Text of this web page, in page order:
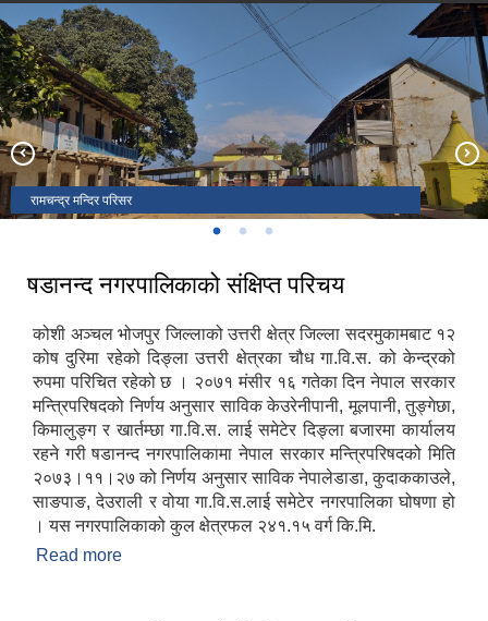
रामचन्द्र मन्दिर परिसर
षडानन्द नगर कार्यपालिकाको कार्यालय
ऐतिहासिक दिंला बजारमा नाचिने लाखे नाच
षडानन्द नगरपालिकाको संक्षिप्त परिचय
कोशी अञ्चल भोजपुर जिल्लाको उत्तरी क्षेत्र जिल्ला सदरमुकामबाट १२
कोष दुरिमा रहेको दिङ्ला उत्तरी क्षेत्रका चौध गा.वि.स. को केन्द्रको
रुपमा परिचित रहेको छ । २०७१ मंसीर १६ गतेका दिन नेपाल सरकार
मन्त्रिपरिषदको निर्णय अनुसार साविक केउरेनीपानी, मूलपानी, तुङ्गेछा,
किमालुङ्ग र खार्तम्छा गा.वि.स. लाई समेटेर दिङ्ला बजारमा कार्यालय
रहने गरी षडानन्द नगरपालिकामा नेपाल सरकार मन्त्रिपरिषदको मिति
२०७३।११।२७ को निर्णय अनुसार साविक नेपालेडाडा, कुदाककाउले,
साङपाङ, देउराली र वोया गा.वि.स.लाई समेटेर नगरपालिका घोषणा हो
। यस नगरपालिकाको कुल क्षेत्रफल २४१.१५ वर्ग कि.मि.
Read more